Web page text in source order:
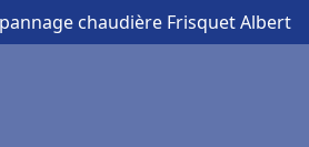
chaudière Frisquet Albert